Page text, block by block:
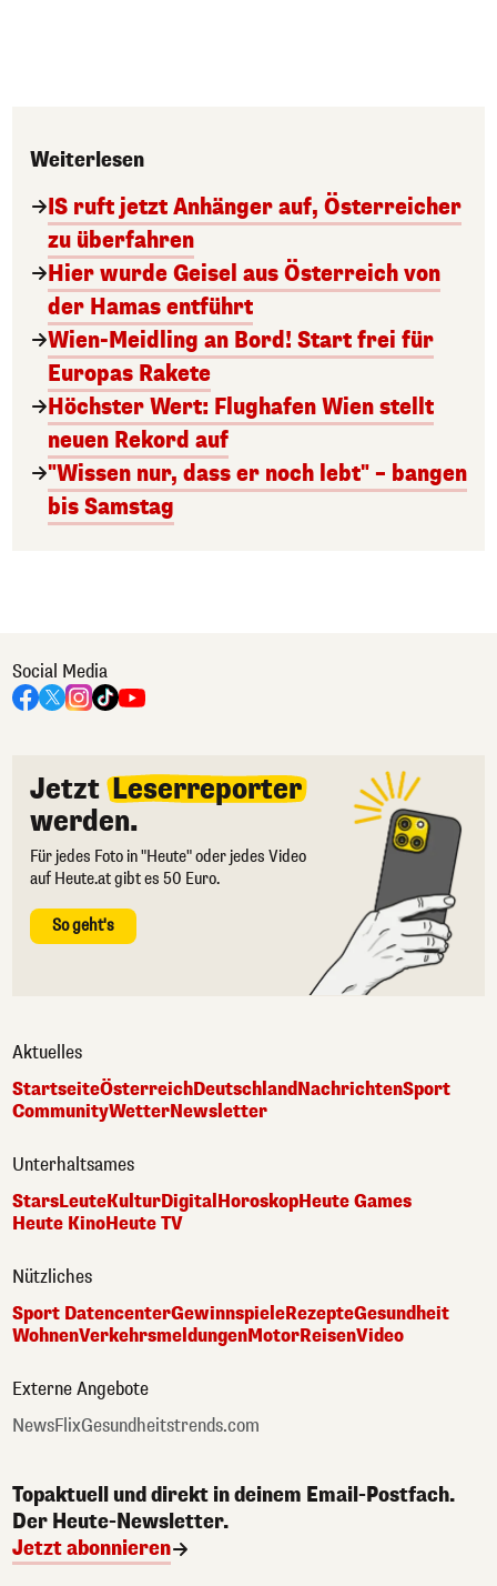
Weiterlesen
IS ruft jetzt Anhänger auf, Österreicher
zu überfahren
Hier wurde Geisel aus Österreich von
der Hamas entführt
Wien-Meidling an Bord! Start frei für
Europas Rakete
Höchster Wert: Flughafen Wien stellt
neuen Rekord auf
"Wissen nur, dass er noch lebt" – bangen
bis Samstag
Social Media
Jetzt Leserreporter
werden.
Für jedes Foto in "Heute" oder jedes Video
auf Heute.at gibt es 50 Euro.
So geht's
Aktuelles
StartseiteÖsterreichDeutschlandNachrichtenSport
CommunityWetterNewsletter
Unterhaltsames
StarsLeuteKulturDigital HoroskopHeute Games
Heute KinoHeute TV
Nützliches
Sport DatencenterGewinnspieleRezepteGesundheit
WohnenVerkehrsmeldungenMotorReisenVideo
Externe Angebote
NewsFlixGesundheitstrends.com
Topaktuell und direkt in deinem Email-Postfach.
Der Heute-Newsletter.
Jetzt abonnieren